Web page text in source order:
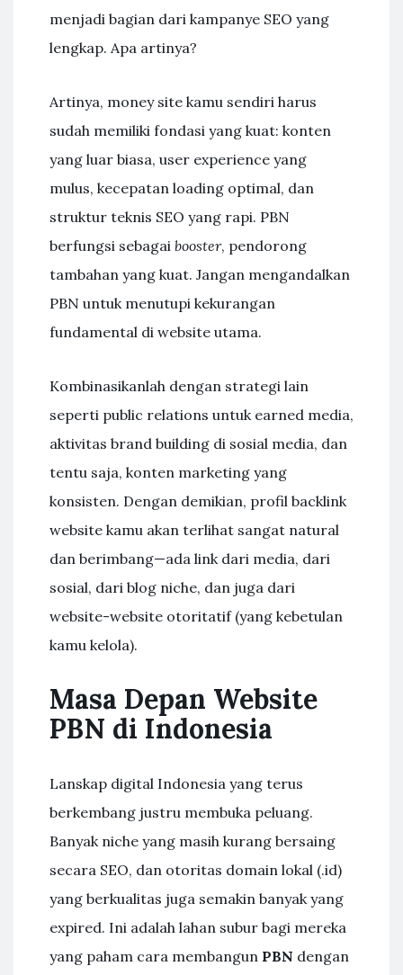
menjadi bagian dari kampanye SEO yang
lengkap. Apa artinya?
Artinya, money site kamu sendiri harus
sudah memiliki fondasi yang kuat: konten
yang luar biasa, user experience yang
mulus, kecepatan loading optimal, dan
struktur teknis SEO yang rapi. PBN
berfungsi sebagai booster, pendorong
tambahan yang kuat. Jangan mengandalkan
PBN untuk menutupi kekurangan
fundamental di website utama.
Kombinasikanlah dengan strategi lain
seperti public relations untuk earned media,
aktivitas brand building di sosial media, dan
tentu saja, konten marketing yang
konsisten. Dengan demikian, profil backlink
website kamu akan terlihat sangat natural
dan berimbang—ada link dari media, dari
sosial, dari blog niche, dan juga dari
website-website otoritatif (yang kebetulan
kamu kelola).
Masa Depan Website
PBN di Indonesia
Lanskap digital Indonesia yang terus
berkembang justru membuka peluang.
Banyak niche yang masih kurang bersaing
secara SEO, dan otoritas domain lokal (.id)
yang berkualitas juga semakin banyak yang
expired. Ini adalah lahan subur bagi mereka
yang paham cara membangun PBN dengan